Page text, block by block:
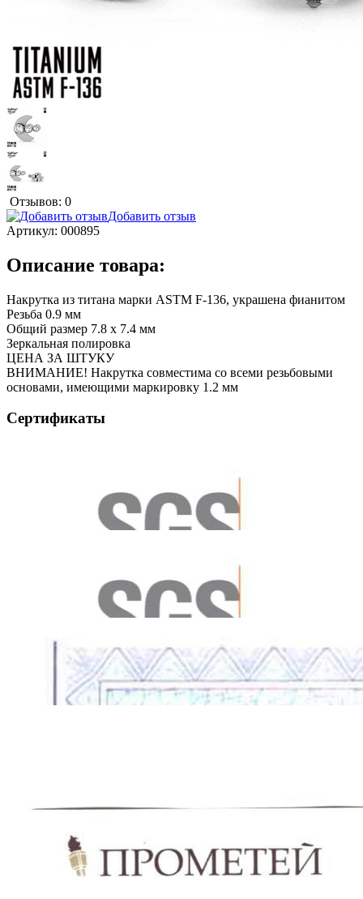
Отзывов: 0
Добавить отзыв
Артикул: 000895
Описание товара:
Накрутка из титана марки ASTM F-136, украшена фианитом
Резьба 0.9 мм
Общий размер 7.8 х 7.4 мм
Зеркальная полировка
ЦЕНА ЗА ШТУКУ
ВНИМАНИЕ! Накрутка совместима со всеми резьбовыми
основами, имеющими маркировку 1.2 мм
Сертификаты